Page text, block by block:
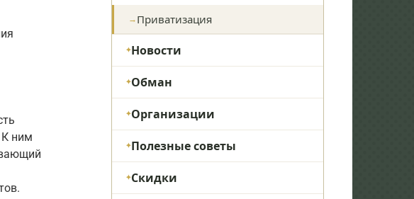
К ним
Приватизация
Новости
Обман
Организации
Полезные советы
Скидки